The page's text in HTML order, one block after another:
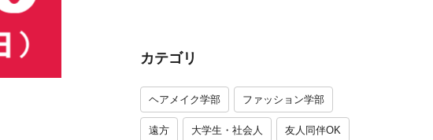
カテゴリ
ヘアメイク学部 ファッション学部
遠方 大学生・社会人 友人同伴OK